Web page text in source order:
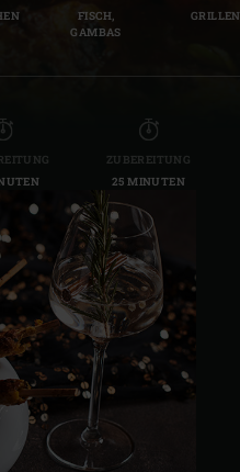
FISCH,
GAMBAS
GRILLEN
ZUBEREITUNG
25 MINUTEN